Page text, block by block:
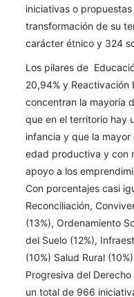
iniciativas o
transformación de su
carácter étnico y 324
Los pilares de
20,94% y Reactivación
concentran la mayoría
que en el territorio hay
infancia y que la
edad productiva y con
apoyo a los
Con porcentajes casi
Reconciliación,
(13%), Ordenamiento
del Suelo (12%),
(10%) Salud Rural
Progresiva del
un total de 966